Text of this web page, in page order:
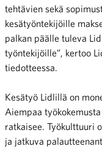
tehtävien sekä
kesätyöntekijöille
palkan päälle tuleva
työntekijöille”, kertoo
tiedotteessa.
Kesätyö Lidlillä on
Aiempaa
ratkaisee. Työkulttuuri
ja jatkuva